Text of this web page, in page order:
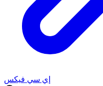
إي سي فيكس